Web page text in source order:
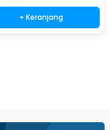
+ Keranjang